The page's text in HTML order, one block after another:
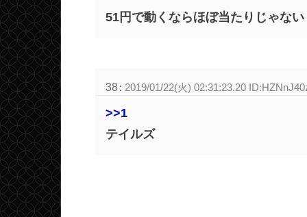
51円で動くならほぼ当たりじゃない
38: 2019/01/22(火) 02:31:23.20
>>1
テイルズ